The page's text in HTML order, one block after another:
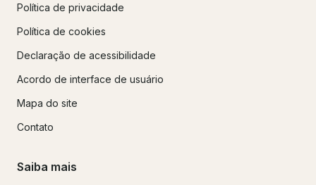
Política de privacidade
Política de cookies
Declaração de acessibilidade
Acordo de interface de usuário
Mapa do site
Contato
Saiba mais